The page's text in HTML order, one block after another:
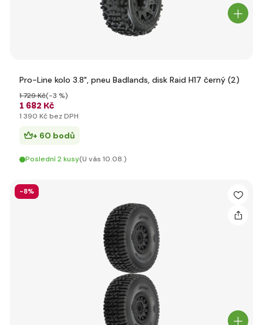
Pro-Line kolo 3.8", pneu Badlands, disk Raid H17 černý (2)
1 682 Kč
1 729 Kč(-3 %)
1 390 Kč bez DPH
+ 60 bodů
Poslední 2 kusy(U vás 10.08.)
-8%